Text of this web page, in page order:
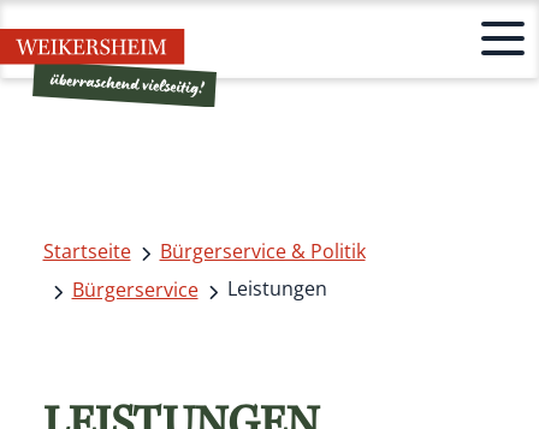
Startseite
Bürgerservice & Politik
Bürgerservice
Leistungen